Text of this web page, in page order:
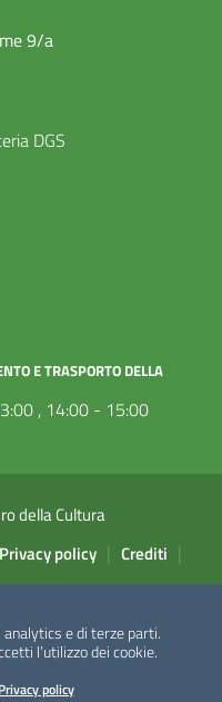
e di terze parti.
l’utilizzo dei cookie.
Privacy policy
9/a
DGS
E TRASPORTO DELLA
, 14:00 - 15:00
della Cultura
Privacy policy | Crediti |